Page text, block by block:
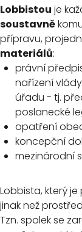
Lobbistou je
soustavně
přípravu,
materiálů:
právní
nařízení
úřadu - tj.
poslanecké
opatření
koncepční
mezinárodní
Lobbista, který
jinak než
Tzn. spolek se